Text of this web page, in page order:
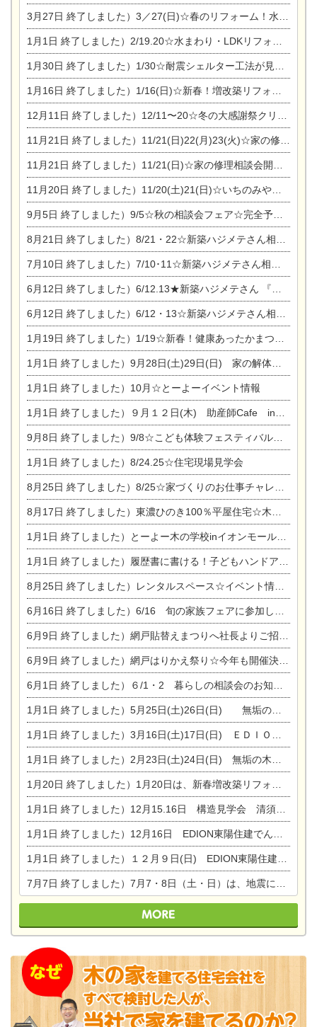
3月27日 終了しました）3／27(日)☆春のリフォーム！水まわりLDKリフォーム相談会&今がチャンス！エアコン相談会
1月1日 終了しました）2/19.20☆水まわり・LDKリフォーム相談会＆エアコン相談会
1月30日 終了しました）1/30☆耐震シェルター工法が見れる完成見学会
1月16日 終了しました）1/16(日)☆新春！増改築リフォーム&家の修理まつり
12月11日 終了しました）12/11〜20☆冬の大感謝祭クリスマス相談会開催
11月21日 終了しました）11/21(日)22(月)23(火)☆家の修理まつり＆増改築リフォーム相談会
11月21日 終了しました）11/21(日)☆家の修理相談会開催 in 扶桑オークビレッジ
11月20日 終了しました）11/20(土)21(日)☆いちのみや逸品市に出店します【ひのきのバラ販売】
9月5日 終了しました）9/5☆秋の相談会フェア☆完全予約制
8月21日 終了しました）8/21・22☆新築ハジメテさん相談会 『集まれ！農地に家を建てたい人！』
7月10日 終了しました）7/10･11☆新築ハジメテさん相談会 『集まれ！農地に家を建てたい人！』完全予約制
6月12日 終了しました）6/12.13★新築ハジメテさん 『木の家 現場体感見学会』
6月12日 終了しました）6/12・13☆新築ハジメテさん相談会『今ある土地に家を建てる際の注意点』
1月19日 終了しました）1/19☆新春！健康あったかまつり＆増改築リフォームまつり
1月1日 終了しました）9月28日(土)29日(日) 家の解体なんでも相談会
1月1日 終了しました）10月☆とーよーイベント情報
1月1日 終了しました）９月１２日(木) 助産師Cafe in東陽住建
9月8日 終了しました）9/8☆こども体験フェスティバル☆一宮市民会館
1月1日 終了しました）8/24.25☆住宅現場見学会
8月25日 終了しました）8/25☆家づくりのお仕事チャレンジ
8月17日 終了しました）東濃ひのき100％平屋住宅☆木の家完成見学会
1月1日 終了しました）とーよー木の学校inイオンモール木曽川
1月1日 終了しました）履歴書に書ける！子どもハンドアロマ講座☆
8月25日 終了しました）レンタルスペース☆イベント情報☆チャイルドアロマセラピスト
6月16日 終了しました）6/16 旬の家族フェアに参加します☆
6月9日 終了しました）網戸貼替えまつりへ社長よりご招待です♪
6月9日 終了しました）網戸はりかえ祭り☆今年も開催決定！
6月1日 終了しました）６/1・2 暮らしの相談会のお知らせ
1月1日 終了しました）5月25日(土)26日(日) 無垢の木の家体感見学会開催☆
1月1日 終了しました）3月16日(土)17日(日) ＥＤＩＯＮ東陽住建でんき館 総決算まつり
1月1日 終了しました）2月23日(土)24日(日) 無垢の木の家 完成見学会
1月20日 終了しました）1月20日は、新春増改築リフォームまつり＆家の修理祭り＆家電まつりです。
1月1日 終了しました）12月15.16日 構造見学会 清須市西枇杷島町弁天
1月1日 終了しました）12月16日 EDION東陽住建でんき OPEN第二弾イベント！！
1月1日 終了しました）１２月９日(日) EDION東陽住建でんき館プレＯＰＥＮ！＆家の修理まつり
7月7日 終了しました）7月7・8日（土・日）は、地震に強くて安心！暮らしを楽しむ東濃ひのきの平屋の家体験見学会を開催します。ぜひお越しください。